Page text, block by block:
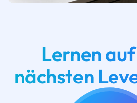
Lernen
nächsten